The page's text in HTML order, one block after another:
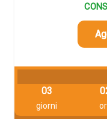
03
giorni